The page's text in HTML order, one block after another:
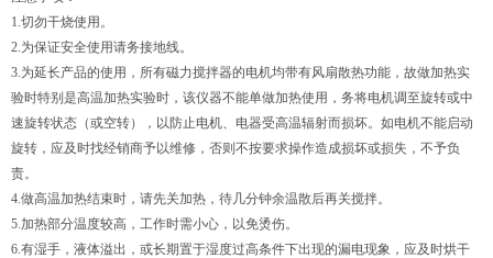
1.切勿干烧使用。
2.为保证安全使用请务接地线。
3.为延长产品的使用，所有磁力搅拌器的电机均带有风扇散热功能，故做加热实
验时特别是高温加热实验时，该仪器不能单做加热使用，务将电机调至旋转或中
速旋转状态（或空转），以防止电机、电器受高温辐射而损坏。如电机不能启动
旋转，应及时找经销商予以维修，否则不按要求操作造成损坏或损失，不予负
责。
4.做高温加热结束时，请先关加热，待几分钟余温散后再关搅拌。
5.加热部分温度较高，工作时需小心，以免烫伤。
6.有湿手，液体溢出，或长期置于湿度过高条件下出现的漏电现象，应及时烘干